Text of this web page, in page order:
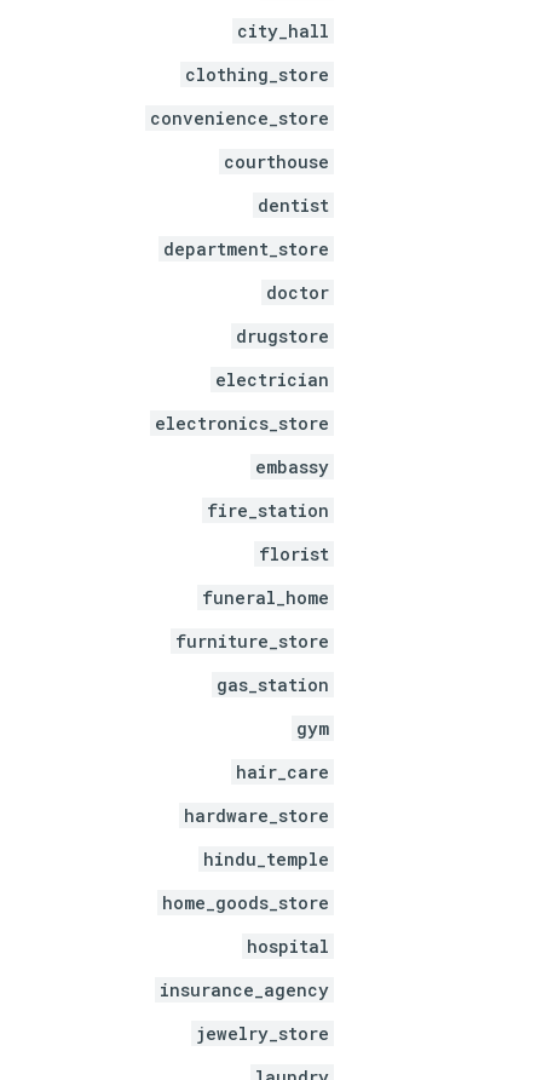
city_hall
clothing_store
convenience_store
courthouse
dentist
department_store
doctor
drugstore
electrician
electronics_store
embassy
fire_station
florist
funeral_home
furniture_store
gas_station
gym
hair_care
hardware_store
hindu_temple
home_goods_store
hospital
insurance_agency
jewelry_store